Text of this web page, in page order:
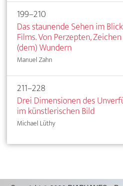
199–210
Das staunende Sehen im
Films. Von Perzepten,
(dem) Wundern
Manuel Zahn
211–228
Drei Dimensionen des
im künstlerischen Bild
Michael Lüthy